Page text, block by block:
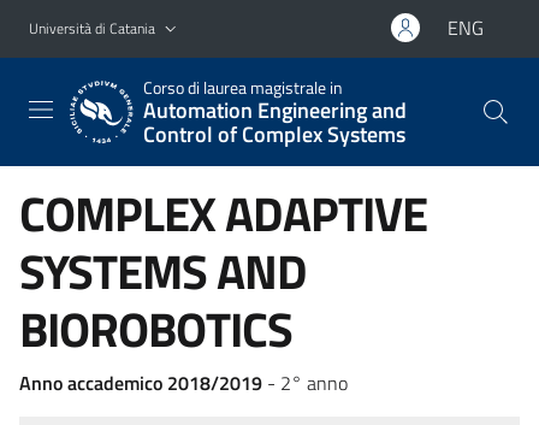
Vai al contenuto principale
Vai al menu di navigazione
Università di Catania ENG
Corso di laurea magistrale in
Automation Engineering and
Control of Complex Systems
COMPLEX ADAPTIVE
SYSTEMS AND
BIOROBOTICS
Anno accademico 2018/2019 - 2° anno